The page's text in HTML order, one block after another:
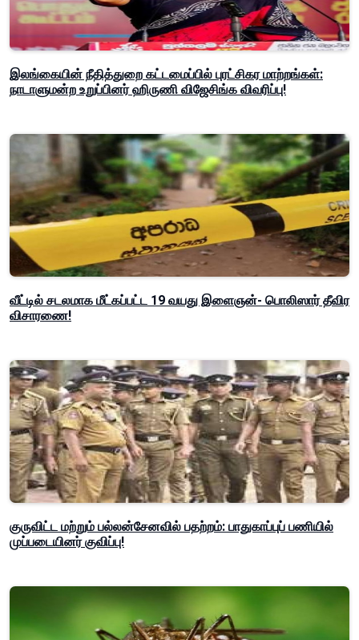
இலங்கையின் நீதித்துறை கட்டமைப்பில் புரட்சிகர மாற்றங்கள்:
நாடாளுமன்ற உறுப்பினர் ஹிருணி விஜேசிங்க விவரிப்பு!
வீட்டில் சடலமாக மீட்கப்பட்ட 19 வயது இளைஞன்- பொலிஸார் தீவிர
விசாரணை!
குருவிட்ட மற்றும் பல்லன்சேனவில் பதற்றம்: பாதுகாப்புப் பணியில்
முப்படையினர் குவிப்பு!